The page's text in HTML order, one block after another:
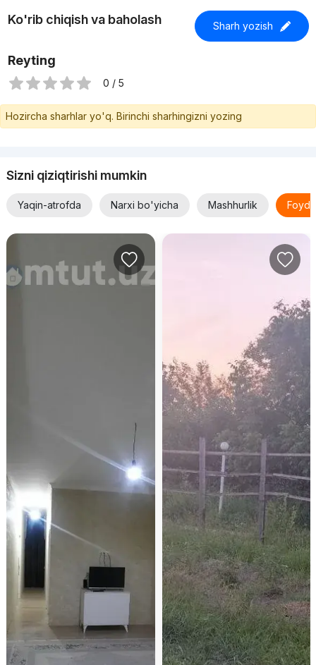
Ko'rib chiqish va baholash Sharh yozish
Reyting
0 / 5
Hozircha sharhlar yo'q. Birinchi sharhingizni yozing
Sizni qiziqtirishi mumkin
Yaqin-atrofda Narxi bo'yicha Mashhurlik